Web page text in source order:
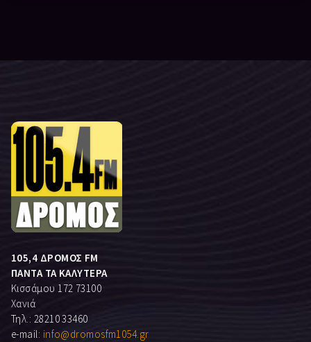
105,4 ΔΡΟΜΟΣ FM
ΠΑΝΤΑ ΤΑ ΚΑΛΥΤΕΡΑ
Κισσάμου 172 73100
Χανιά
Τηλ.: 28210 33460
e-mail: info@dromosfm1054.gr